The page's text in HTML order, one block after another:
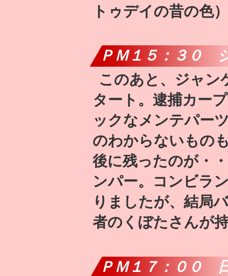
トゥデイの昔の色
ＰＭ１５：３０
このあと、ジャン
タート。逮捕カー
ックなメンテパー
のわからないもの
後に残ったのが・
ンパー。コンビラ
りましたが、結局
者のくぼたさんが
ＰＭ１７：００